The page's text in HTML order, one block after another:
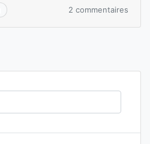
2 commentaires